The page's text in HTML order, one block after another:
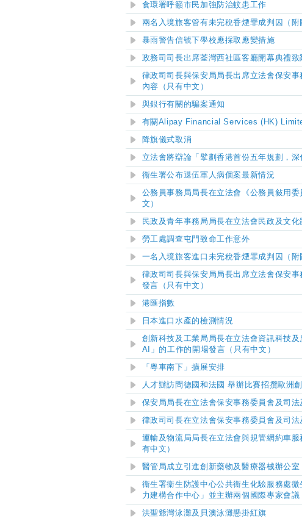
食環署呼籲市民加強防治蚊患工作
兩名入境旅客管有未完稅香煙罪成判囚（附
暴雨警告信號下學校應採取應變措施
政務司司長出席荃灣西社區客廳開幕典禮致
律政司司長與保安局局長出席立法會保安
內容（只有中文）
與銀行有關的騙案通知
有關Alipay Financial Services (HK)
降旗儀式取消
立法會將辯論「擘劃香港首份五年規劃，
衞生署公布退伍軍人病個案最新情況
公務員事務局局長在立法會《公務員敍用
文）
民政及青年事務局局長在立法會民政及文
勞工處調查屯門致命工作意外
一名入境旅客進口未完稅香煙罪成判囚（附
律政司司長與保安局局長出席立法會保安
發言（只有中文）
港匯指數
日本進口水產的檢測情況
創新科技及工業局局長在立法會資訊科技
AI」的工作的開場發言（只有中文）
「粵車南下」擴展安排
人才辦訪問德國和法國 舉辦比賽招攬歐洲
保安局局長在立法會保安事務委員會及司
律政司司長在立法會保安事務委員會及司
運輸及物流局局長在立法會與規管網約車
有中文）
醫管局成立引進創新藥物及醫療器械辦公
衞生署衞生防護中心公共衞生化驗服務處
力建構合作中心」並主辦兩個國際專家會議
洪聖爺灣泳灘及貝澳泳灘懸掛紅旗